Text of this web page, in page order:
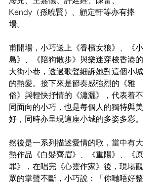
Kendy（孫曉賢）、顧定軒等亦有捧
場。
甫開場，小巧送上《香檳女狼》、《小
島》、《陪狗散步》與樂迷穿梭香港的
大街小巷，透過歌聲細訴她對這個小城
的熱愛。接下來是節奏感強烈的《雅
俗》與輕快抒情的《瀟灑》，代表着不
同面向的小巧，也是每個人的獨特與美
好，同時亦呈現這座小城的多姿多彩。
然後是一系列描述愛情的歌，當中有大
熱作品《白髮齊眉》、《重陽》、《原
罪》，在唱完《心靈作家》後，現場觀
眾的掌聲不斷，小巧說：「你哋唔好整